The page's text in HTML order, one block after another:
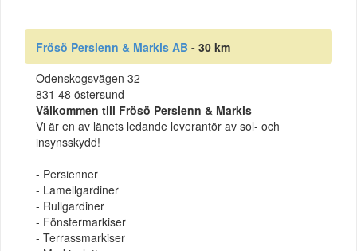
Frösö Persienn & Markis AB - 30 km
Odenskogsvägen 32
831 48 östersund
Välkommen till Frösö Persienn & Markis
Vi är en av länets ledande leverantör av sol- och
insynsskydd!
- Persienner
- Lamellgardiner
- Rullgardiner
- Fönstermarkiser
- Terrassmarkiser